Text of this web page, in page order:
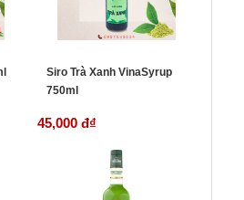
Siro Trà Xanh VinaSyrup
750ml
45,000 đ₫